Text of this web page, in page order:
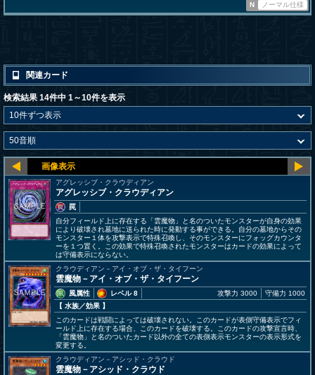
N ノーマル仕様
関連カード
検索結果 14件中 1～10件を表示
アグレッシブ・クラウディアン
アグレッシブ・クラウディアン
罠
自分フィールド上に存在する「雲魔物」と名のついたモンスターが自身の効果
により破壊され墓地に送られた時に発動する事ができる。自分の墓地からその
モンスター１体を攻撃表示で特殊召喚し、そのモンスターにフォッグカウンタ
ーを１つ置く。この効果で特殊召喚されたモンスターはカードの効果によって
は守備表示にならない。
クラウディアン－アイ・オブ・ザ・タイフーン
雲魔物－アイ・オブ・ザ・タイフーン
風属性
レベル 8
【 水族／効果 】
攻撃力 3000 守備力 1000
このカードは戦闘によっては破壊されない。このカードが表側守備表示でフィ
ールド上に存在する場合、このカードを破壊する。このカードの攻撃宣言時、
「雲魔物」と名のついたカード以外の全ての表側表示モンスターの表示形式を
変更する。
クラウディアン－アシッド・クラウド
雲魔物－アシッド・クラウド